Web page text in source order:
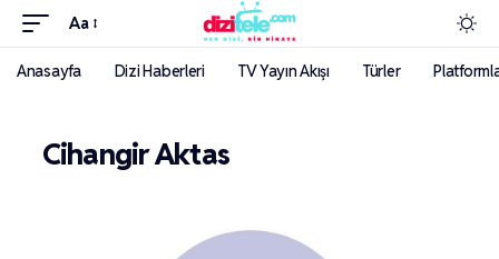
Aa
Anasayfa Dizi Haberleri TV Yayın Akışı Türler
Cihangir Aktas